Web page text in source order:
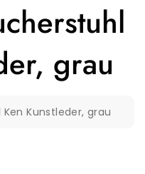
grau
Kunstleder, grau